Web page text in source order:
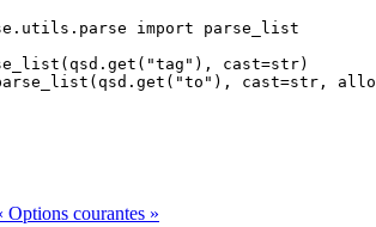
import parse_list
( qsd. get ( "tag " ) , cast=str)
( qsd. get ( "to " ) , cast=str ,
Options courantes »